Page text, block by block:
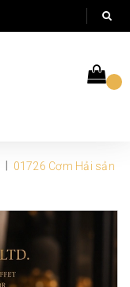
01726 Cơm Hải sản